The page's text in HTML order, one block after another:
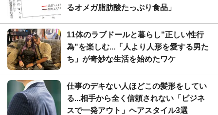
るオメガ脂肪酸たっぷり食品」
11体のラブドールと暮らし"正しい性行
為"を楽しむ...「人より人形を愛する男た
ち」が奇妙な生活を始めたワケ
仕事のデキない人ほどこの髪形をしてい
る...相手から全く信頼されない「ビジネ
スで一発アウト」ヘアスタイル3選